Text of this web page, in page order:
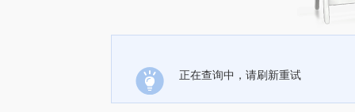
正在查询中，请刷新重试